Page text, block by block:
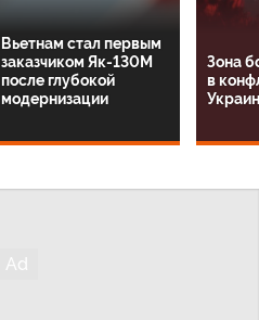
Вьетнам стал первым
заказчиком Як-130М
после глубокой
модернизации
Зона
в